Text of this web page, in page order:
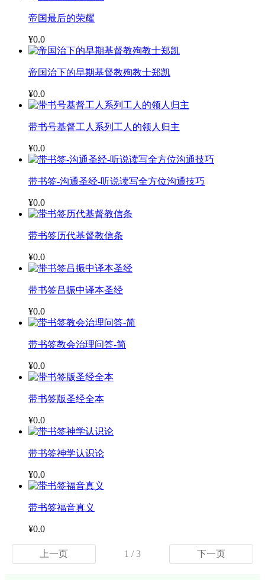
帝国最后的荣耀
¥0.0
帝国治下的早期基督教殉教士郑凯
¥0.0
带书号基督工人系列工人的领人归主
¥0.0
带书签-沟通圣经-听说读写全方位沟通技巧
¥0.0
带书签历代基督教信条
¥0.0
带书签吕振中译本圣经
¥0.0
带书签教会治理问答-简
¥0.0
带书签版圣经全本
¥0.0
带书签神学认识论
¥0.0
带书签福音真义
¥0.0
上一页 1 / 3 下一页